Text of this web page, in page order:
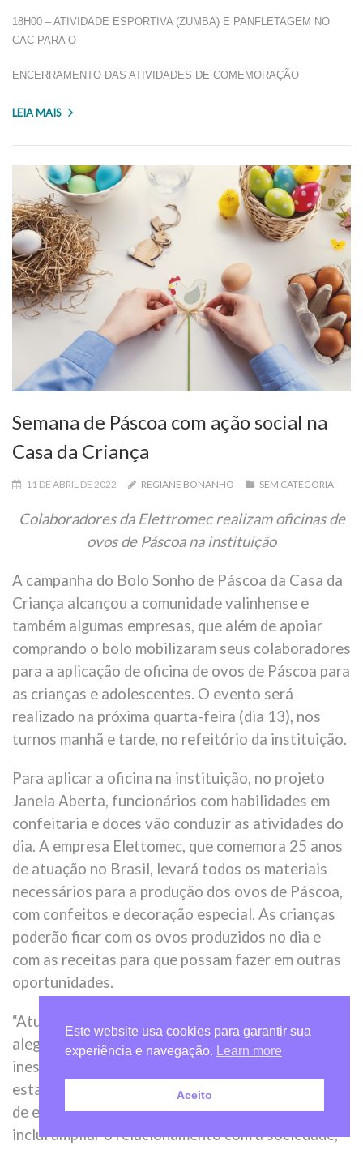
18H00 – ATIVIDADE ESPORTIVA (ZUMBA) E PANFLETAGEM NO
CAC PARA O
ENCERRAMENTO DAS ATIVIDADES DE COMEMORAÇÃO
LEIA MAIS
Semana de Páscoa com ação social na
Casa da Criança
11 DE ABRIL DE 2022 REGIANE BONANHO SEM CATEGORIA
Colaboradores da Elettromec realizam oficinas de
ovos de Páscoa na instituição
A campanha do Bolo Sonho de Páscoa da Casa da
Criança alcançou a comunidade valinhense e
também algumas empresas, que além de apoiar
comprando o bolo mobilizaram seus colaboradores
para a aplicação de oficina de ovos de Páscoa para
as crianças e adolescentes. O evento será
realizado na próxima quarta-feira (dia 13), nos
turnos manhã e tarde, no refeitório da instituição.
Para aplicar a oficina na instituição, no projeto
Janela Aberta, funcionários com habilidades em
confeitaria e doces vão conduzir as atividades do
dia. A empresa Elettomec, que comemora 25 anos
de atuação no Brasil, levará todos os materiais
necessários para a produção dos ovos de Páscoa,
com confeitos e decoração especial. As crianças
poderão ficar com os ovos produzidos no dia e
com as receitas para que possam fazer em outras
oportunidades.
“Atuar na Casa da Criança muito nos preenche de
alegria. Com certeza será um doce momento,
inesquecível em nossas vidas. Esta ação que
estamos participando converge com a nova fase
de expansão que a Elettromec vivência, o que
inclui ampliar o relacionamento com a sociedade,
Este website usa cookies para garantir sua
experiência e navegação.
Learn more
Aceito